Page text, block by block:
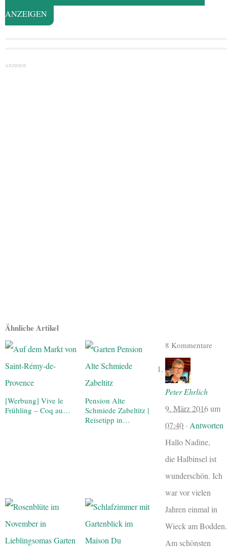
ANZEIGEN
ANZEIGE
Ähnliche Artikel
[Werbung] Vive le
Frühling – Coq au…
Pension Alte
Schmiede Zabeltitz |
Reisetipp in…
8 Kommentare
Peter Ehrlich
9. März 2016um
07:40 · Antworten
Hallo Nadine,
die Halbinsel ist
wunderschön. Ich
war vor vielen
Jahren einmal in
Wieck am Bodden.
Am schönsten